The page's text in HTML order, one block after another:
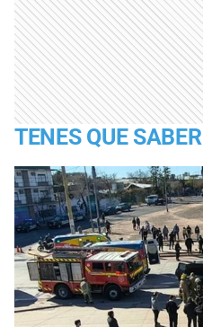
TENES QUE SABER